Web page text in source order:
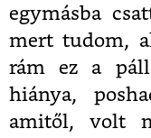
egymásba
mert tudom,
rám ez a
hiánya,
amitől, volt